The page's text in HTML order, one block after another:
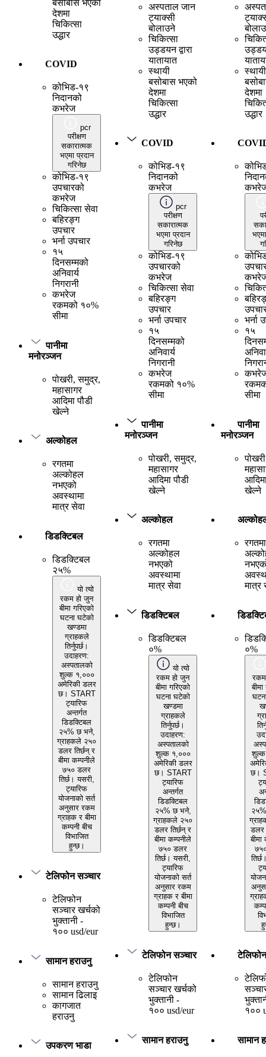
बसोबास भएको
देशमा
चिकित्सा
उद्धार
COVID
कोभिड-१९
निदानको
कभरेज
pcr
परीक्षण
सकारात्मक
भएमा प्रदान
गरिनेछ
कोभिड-१९
उपचारको
कभरेज
चिकित्सा सेवा
बहिरङ्ग
उपचार
भर्ना उपचार
१५
दिनसम्मको
अनिवार्य
निगरानी
कभरेज
रकमको १०%
सीमा
पानीमा
मनोरञ्जन
पोखरी, समुद्र,
महासागर
आदिमा पौडी
खेल्ने
अल्कोहल
रगतमा
अल्कोहल
नभएको
अवस्थामा
मात्र सेवा
डिडक्टिबल
डिडक्टिबल
२५%
यो त्यो
रकम हो जुन
बीमा गरिएको
घटना घटेको
खण्डमा
ग्राहकले
तिर्नुपर्छ।
उदाहरण:
अस्पतालको
शुल्क १,०००
अमेरिकी डलर
छ। START
ट्यारिफ
अन्तर्गत
डिडक्टिबल
२५% छ भने,
ग्राहकले २५०
डलर तिर्छन् र
बीमा कम्पनीले
७५० डलर
तिर्छ। यसरी,
ट्यारिफ
योजनाको सर्त
अनुसार रकम
ग्राहक र बीमा
कम्पनी बीच
विभाजित
हुन्छ।
टेलिफोन सञ्चार
टेलिफोन
सञ्चार खर्चको
भुक्तानी -
१०० usd/eur
सामान हराउनु
सामान हराउनु
सामान ढिलाइ
कागजात
हराउनु
उपकरण भाडा
अस्पताल जान
ट्याक्सी
बोलाउने
चिकित्सा
उड्डयन द्वारा
यातायात
स्थायी
बसोबास भएको
देशमा
चिकित्सा
उद्धार
COVID
कोभिड-१९
निदानको
कभरेज
pcr
परीक्षण
सकारात्मक
भएमा प्रदान
गरिनेछ
कोभिड-१९
उपचारको
कभरेज
चिकित्सा सेवा
बहिरङ्ग
उपचार
भर्ना उपचार
१५
दिनसम्मको
अनिवार्य
निगरानी
कभरेज
रकमको १०%
सीमा
पानीमा
मनोरञ्जन
पोखरी, समुद्र,
महासागर
आदिमा पौडी
खेल्ने
अल्कोहल
रगतमा
अल्कोहल
नभएको
अवस्थामा
मात्र सेवा
डिडक्टिबल
डिडक्टिबल
०%
यो त्यो
रकम हो जुन
बीमा गरिएको
घटना घटेको
खण्डमा
ग्राहकले
तिर्नुपर्छ।
उदाहरण:
अस्पतालको
शुल्क १,०००
अमेरिकी डलर
छ। START
ट्यारिफ
अन्तर्गत
डिडक्टिबल
२५% छ भने,
ग्राहकले २५०
डलर तिर्छन् र
बीमा कम्पनीले
७५० डलर
तिर्छ। यसरी,
ट्यारिफ
योजनाको सर्त
अनुसार रकम
ग्राहक र बीमा
कम्पनी बीच
विभाजित
हुन्छ।
टेलिफोन सञ्चार
टेलिफोन
सञ्चार खर्चको
भुक्तानी -
१०० usd/eur
सामान हराउनु
स्थायी
देशमा
उद्धार
भर्ना
१५
सीमा
पानीमा
मनोरञ्जन
खेल्ने
रगतमा
मात्र
०%
छ।
डलर
१००
सामान